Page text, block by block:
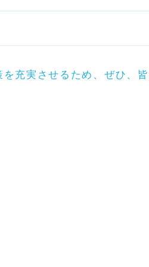
を充実させるため、ぜひ、